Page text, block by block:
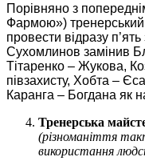
Порівняно з
Фармою»)
провести відразу
Сухомлинов замінив
Тітаренко – Жукова,
півзахисту, Хобта –
Каранга – Богдана як
Тренерська
(різноманіття
використання